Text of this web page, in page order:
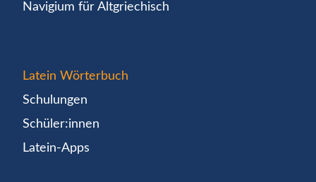
Navigium für Altgriechisch
Latein Wörterbuch
Schulungen
Schüler:innen
Latein-Apps